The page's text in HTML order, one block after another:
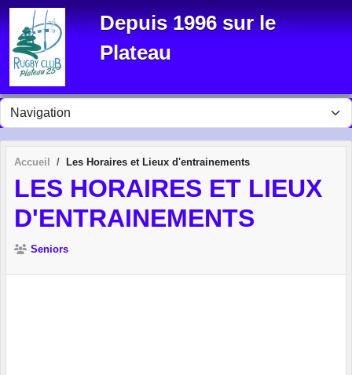
Depuis 1996 sur le
Plateau
Accueil Les Horaires et Lieux d'entrainements
LES HORAIRES ET LIEUX
D'ENTRAINEMENTS
Seniors
Panneau de gestion des cookies